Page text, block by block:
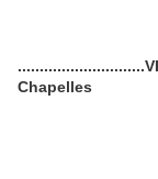
Chapelles